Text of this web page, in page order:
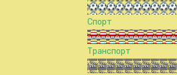
Спорт
Транспорт